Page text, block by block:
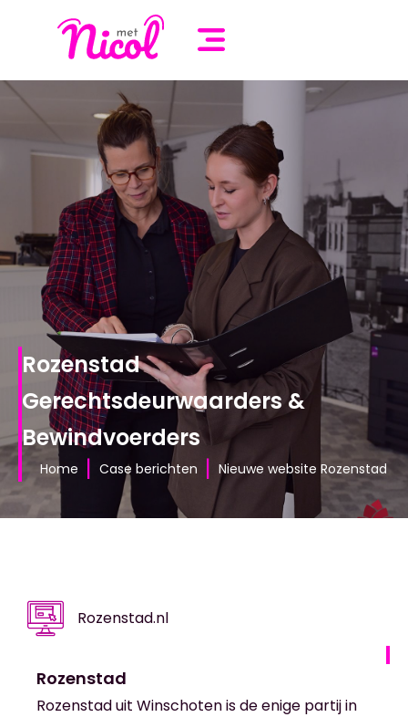
Rozenstad
Gerechtsdeurwaarders &
Bewindvoerders
Home | Case berichten | Nieuwe website Rozenstad
Rozenstad.nl
Rozenstad
Rozenstad uit Winschoten is de enige partij in